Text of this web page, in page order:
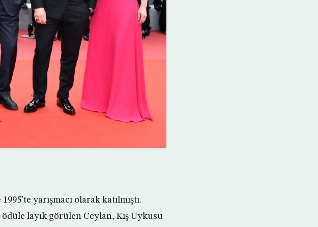
yarışmacı olarak katılmıştı.
layık görülen Ceylan, Kış Uykusu